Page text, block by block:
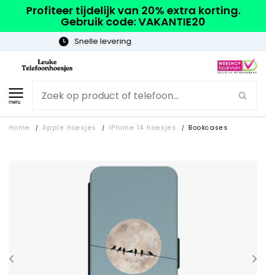
Profiteer tijdelijk van 20% extra korting.
Gebruik code: VAKANTIE20
Gratis verzending
menu
Home / Apple hoesjes / iPhone 14 hoesjes / Bookcases